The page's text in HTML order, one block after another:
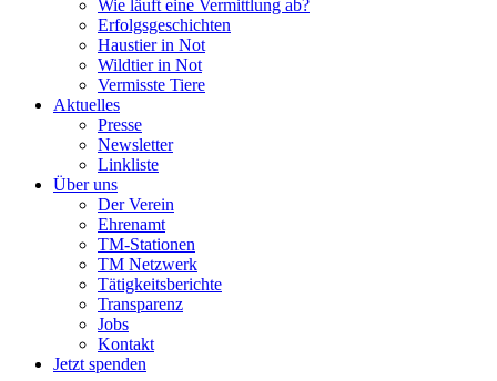
Wie läuft eine Vermittlung ab?
Erfolgsgeschichten
Haustier in Not
Wildtier in Not
Vermisste Tiere
Aktuelles
Presse
Newsletter
Linkliste
Über uns
Der Verein
Ehrenamt
TM-Stationen
TM Netzwerk
Tätigkeitsberichte
Transparenz
Jobs
Kontakt
Jetzt spenden